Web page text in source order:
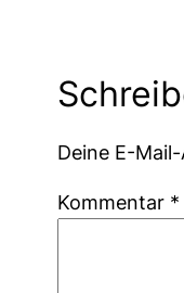
Deine E-
Kommentar *